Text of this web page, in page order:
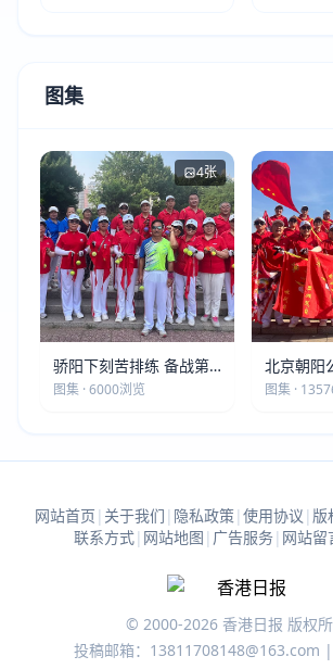
图集
4张
骄阳下刻苦排练 备战第
五届莫斯科世界大健康运
图集 · 6000浏览
北京朝阳
营”建党
图集 ·
网站首页 | 关于我们 | 隐私政策| 使用协议 | 版
联系方式| 网站地图 | 广告服务| 网站留
© 2000-2026 香港日报 版权
投稿邮箱：13811708148@163.com |